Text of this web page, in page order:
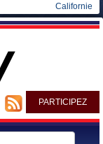
Californie
PARTICIPEZ